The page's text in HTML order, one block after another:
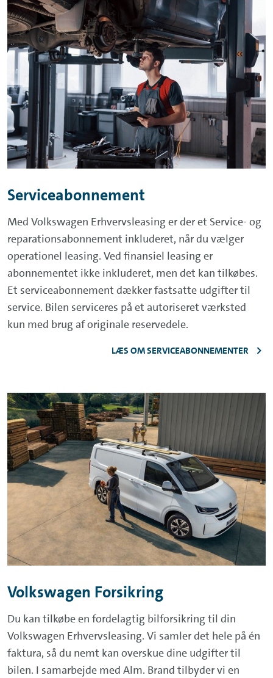
Serviceabonnement
Med Volkswagen Erhvervsleasing er der et Service- og
reparationsabonnement inkluderet, når du vælger
operationel leasing. Ved finansiel leasing er
abonnementet ikke inkluderet, men det kan tilkøbes.
Et serviceabonnement dækker fastsatte udgifter til
service. Bilen serviceres på et autoriseret værksted
kun med brug af originale reservedele.
LÆS OM SERVICEABONNEMENTER
Volkswagen Forsikring
Du kan tilkøbe en fordelagtig bilforsikring til din
Volkswagen Erhvervsleasing. Vi samler det hele på én
faktura, så du nemt kan overskue dine udgifter til
bilen. I samarbejde med Alm. Brand tilbyder vi en